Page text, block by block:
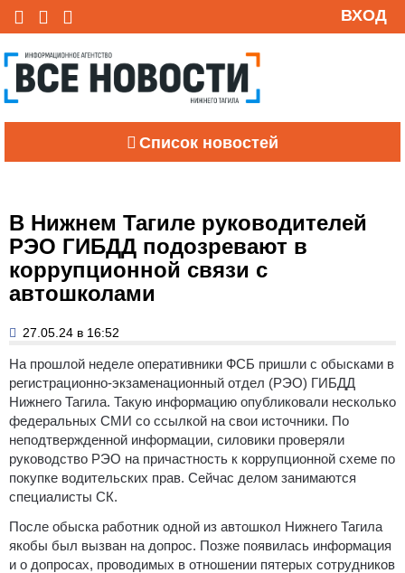
ВХОД
Список новостей
В Нижнем Тагиле руководителей
РЭО ГИБДД подозревают в
коррупционной связи с
автошколами
27.05.24 в 16:52
На прошлой неделе оперативники ФСБ пришли с обысками в
регистрационно-экзаменационный отдел (РЭО) ГИБДД
Нижнего Тагила. Такую информацию опубликовали несколько
федеральных СМИ со ссылкой на свои источники. По
неподтвержденной информации, силовики проверяли
руководство РЭО на причастность к коррупционной схеме по
покупке водительских прав. Сейчас делом занимаются
специалисты СК.
После обыска работник одной из автошкол Нижнего Тагила
якобы был вызван на допрос. Позже появилась информация
и о допросах, проводимых в отношении пятерых сотрудников